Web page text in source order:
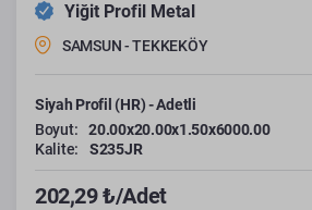
Yiğit Profil Metal
SAMSUN - TEKKEKÖY
Siyah Profil (HR) - Adetli
Boyut:
20.00x20.00x1.50x6000.00
Kalite:
S235JR
202,29 ₺/Adet